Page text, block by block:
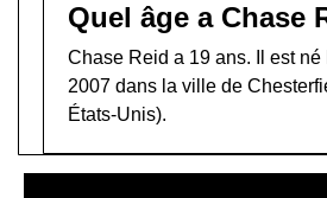
Quel âge a Chase
Chase Reid a 19 ans. Il est
2007 dans la ville de
États-Unis).